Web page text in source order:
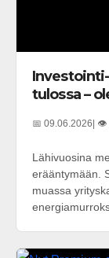
tulossa –
📅 09.06.2026 |
Lähivuosina
erääntymään.
muassa